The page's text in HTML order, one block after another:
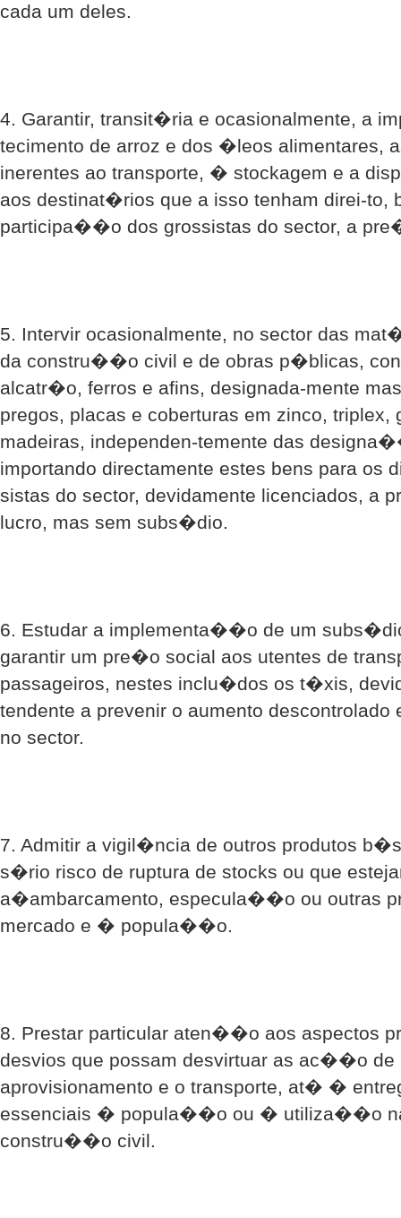
cada um deles.
4. Garantir, transit�ria e ocasionalmente, a
tecimento de arroz e dos �leos alimentares,
inerentes ao transporte, � stockagem e a
aos destinat�rios que a isso tenham direi-to,
participa��o dos grossistas do sector, a
5. Intervir ocasionalmente, no sector das
da constru��o civil e de obras p�blicas,
alcatr�o, ferros e afins, designada-mente
pregos, placas e coberturas em zinco, triplex,
madeiras, independen-temente das
importando directamente estes bens para os
sistas do sector, devidamente licenciados, a
lucro, mas sem subs�dio.
6. Estudar a implementa��o de um
garantir um pre�o social aos utentes de
passageiros, nestes inclu�dos os t�xis,
tendente a prevenir o aumento
no sector.
7. Admitir a vigil�ncia de outros produtos
s�rio risco de ruptura de stocks ou que
a�ambarcamento, especula��o ou outras
mercado e � popula��o.
8. Prestar particular aten��o aos aspectos
desvios que possam desvirtuar as ac��o
aprovisionamento e o transporte, at� �
essenciais � popula��o ou � utiliza��o
constru��o civil.